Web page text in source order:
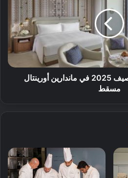
تجارب لا تفوت هذا الصيف 2025 في ماندارين أورينتال
مسقط